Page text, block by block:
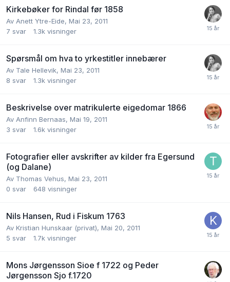
Kirkebøker for Rindal før 1858
Av Anett Ytre-Eide, Mai 23, 2011
7 svar 1.3k visninger
Spørsmål om hva to yrkestitler innebærer
Av Tale Hellevik, Mai 23, 2011
8 svar 1.3k visninger
Beskrivelse over matrikulerte eigedomar 1866
Av Anfinn Bernaas, Mai 19, 2011
3 svar 1.6k visninger
Fotografier eller avskrifter av kilder fra Egersund
(og Dalane)
Av Thomas Vehus, Mai 23, 2011
0 svar 648 visninger
Nils Hansen, Rud i Fiskum 1763
Av Kristian Hunskaar (privat), Mai 20, 2011
5 svar 1.7k visninger
Mons Jørgensson Sioe f 1722 og Peder
Jørgensson Sjo f.1720